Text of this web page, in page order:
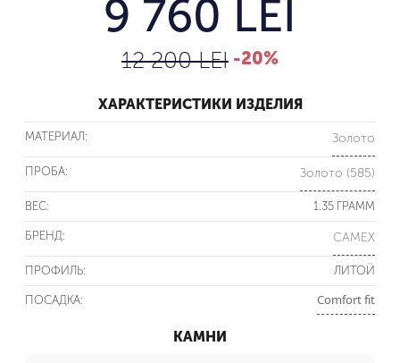
9 760 LEI
12 200 LEI -20%
ХАРАКТЕРИСТИКИ ИЗДЕЛИЯ
МАТЕРИАЛ: Золото
ПРОБА: Золото (585)
ВЕС: 1.35 ГРАММ
БРЕНД: CAMEX
ПРОФИЛЬ: ЛИТОЙ
ПОСАДКА: Comfort fit
КАМНИ